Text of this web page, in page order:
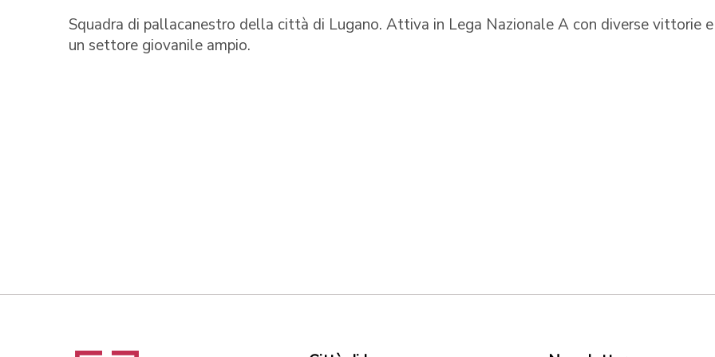
Squadra di pallacanestro della città di Lugano. Attiva in Lega Nazionale A con diverse vittorie
un settore giovanile ampio.